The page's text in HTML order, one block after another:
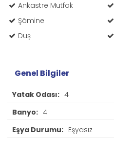
Ankastre Mutfak
Şömine
Duş
Genel Bilgiler
Yatak Odası: 4
Banyo: 4
Eşya Durumu: Eşyasız